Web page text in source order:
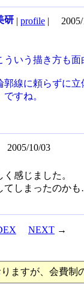
研 | profile | 2005/
いう描き方も面
線に頼らずに立
すね。
2005/10/03
感じました。
てしまったのか
NEXT →
ますが、会費制